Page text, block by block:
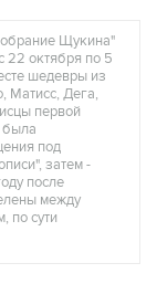
Щукина"
22 октября по 5
шедевры из
Матисс, Дега,
первой
была
под
затем -
после
между
по сути